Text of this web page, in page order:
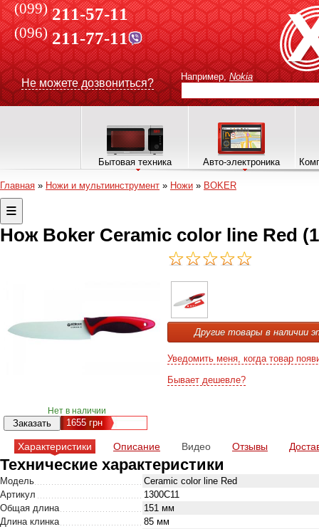
(099) 211-57-11
(096)211-77-11
Не можете дозвониться?
Например, Nokia
Бытовая техника Авто-электроника
Главная » Ножи и мультиинструмент » Ножи » BOKER
Нож Boker Ceramic color line Red
Нет в наличии
1655 грн
Другие товары в наличии
Уведомить меня, когда товар
Бывает дешевле?
Характеристики Описание Видео Отзывы
Технические характеристики
Модель
Ceramic color line Red
Артикул
1300C11
Общая длина
151 мм
Длина клинка
85 мм